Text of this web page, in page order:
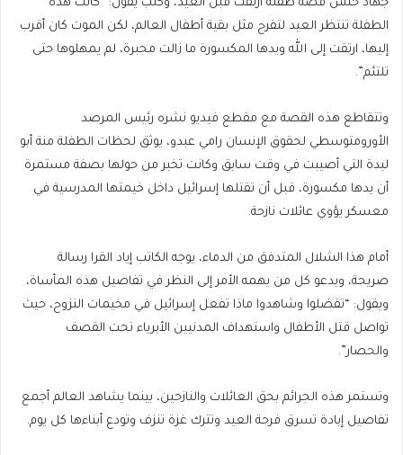
جهاد حلس قصة طفلة ارتقت قبل العيد، وكتب يقول: “كانت هذه
الطفلة تنتظر العيد لتفرح مثل بقية أطفال العالم، لكن الموت كان أقرب
إليها، ارتقت إلى الله ويدها المكسورة ما زالت مجبرة، لم يمهلوها حتى
تلتئم”.
وتتقاطع هذه القصة مع مقطع فيديو نشره رئيس المرصد
الأورومتوسطي لحقوق الإنسان رامي عبدو، يوثق لحظات الطفلة منة أبو
لبدة التي أصيبت في وقت سابق وكانت تخبر من حولها بصفة مستمرة
أن يدها مكسورة، قبل أن تقتلها إسرائيل داخل خيمتها المدرسية في
معسكر يؤوي عائلات نازحة.
أمام هذا الشلال المتدفق من الدماء، يوجه الكاتب إياد القرا رسالة
صريحة، ويدعو كل من يهمه الأمر إلى النظر في تفاصيل هذه المأساة،
ويقول: “تفضلوا وشاهدوا ماذا تفعل إسرائيل في مخيمات النزوح، حيث
تواصل قتل الأطفال واستهداف المدنيين الأبرياء تحت القصف
والحصار”.
وتستمر هذه الجرائم بحق العائلات والنازحين، بينما يشاهد العالم أجمع
تفاصيل إبادة تسرق فرحة العيد وتترك غزة تنزف وتودع أبناءها كل يوم.